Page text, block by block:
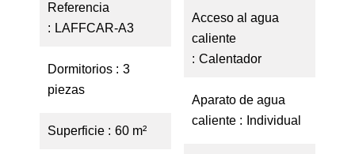
Referencia
LAFFCAR-A3
Dormitorios
3
piezas
Superficie 60 m²
Acceso al agua
caliente
Calentador
Aparato de agua
caliente
Individual